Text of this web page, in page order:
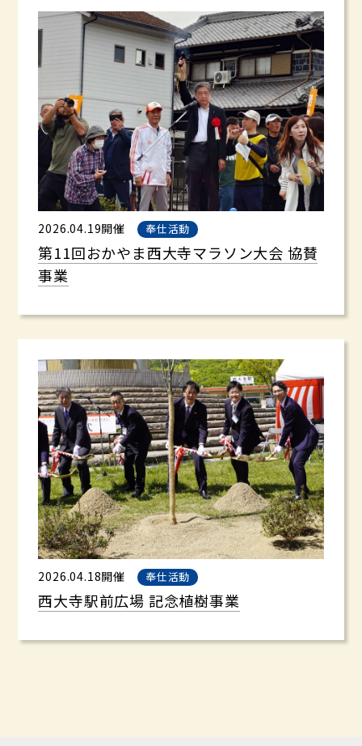
2026.04.19開催 奉仕活動
第11回おかやま西大寺マラソン大会 協賛
事業
2026.04.18開催 奉仕活動
西大寺駅前広場 記念植樹事業